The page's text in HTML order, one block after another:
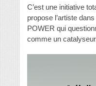
C’est une initiative
propose l’artiste
POWER qui
comme un